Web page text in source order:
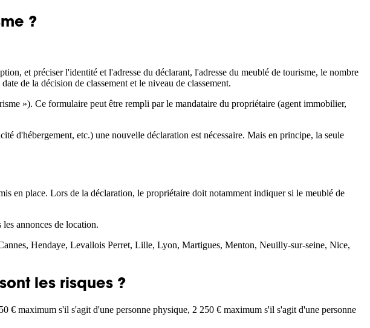
?
et préciser l'identité et l'adresse du déclarant, l'adresse du meublé de tourisme, le nombre
de la décision de classement et le niveau de classement.
»). Ce formulaire peut être rempli par le mandataire du propriétaire (agent immobilier,
d'hébergement, etc.) une nouvelle déclaration est nécessaire. Mais en principe, la seule
en place. Lors de la déclaration, le propriétaire doit notamment indiquer si le meublé de
annonces de location.
Hendaye, Levallois Perret, Lille, Lyon, Martigues, Menton, Neuilly-sur-seine, Nice,
les risques ?
€ maximum s'il s'agit d'une personne physique, 2 250 € maximum s'il s'agit d'une personne